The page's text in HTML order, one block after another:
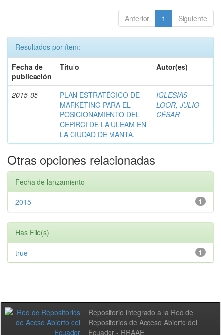
Anterior 1 Siguiente
Resultados por ítem:
Fecha de
publicación
Título Autor(es)
2015-05
PLAN ESTRATÉGICO DE
MARKETING PARA EL
POSICIONAMIENTO DEL
CEPIRCI DE LA ULEAM EN
LA CIUDAD DE MANTA.
IGLESIAS
LOOR, JULIO
CÉSAR
Otras opciones relacionadas
Fecha de lanzamiento
1
2015
Has File(s)
1
true
Repositorio integrado a la Red de
Repositorios de Acceso Abierto del
Ecuador - RRAAE